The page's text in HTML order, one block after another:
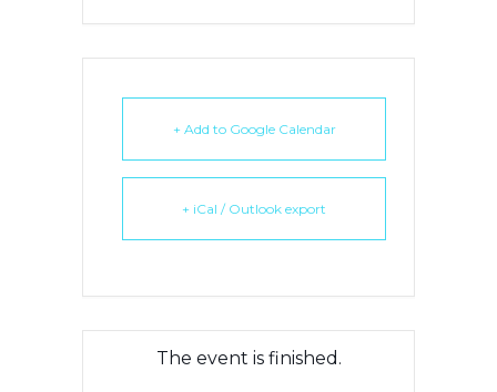
+ Add to Google Calendar
+ iCal / Outlook export
The event is finished.